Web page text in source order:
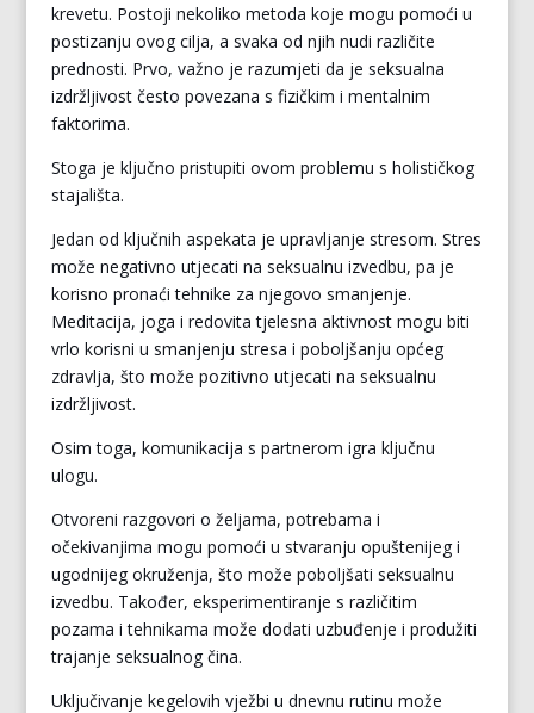
krevetu. Postoji nekoliko metoda koje mogu pomoći u
postizanju ovog cilja, a svaka od njih nudi različite
prednosti. Prvo, važno je razumjeti da je seksualna
izdržljivost često povezana s fizičkim i mentalnim
faktorima.
Stoga je ključno pristupiti ovom problemu s holističkog
stajališta.
Jedan od ključnih aspekata je upravljanje stresom. Stres
može negativno utjecati na seksualnu izvedbu, pa je
korisno pronaći tehnike za njegovo smanjenje.
Meditacija, joga i redovita tjelesna aktivnost mogu biti
vrlo korisni u smanjenju stresa i poboljšanju općeg
zdravlja, što može pozitivno utjecati na seksualnu
izdržljivost.
Osim toga, komunikacija s partnerom igra ključnu
ulogu.
Otvoreni razgovori o željama, potrebama i
očekivanjima mogu pomoći u stvaranju opuštenijeg i
ugodnijeg okruženja, što može poboljšati seksualnu
izvedbu. Također, eksperimentiranje s različitim
pozama i tehnikama može dodati uzbuđenje i produžiti
trajanje seksualnog čina.
Uključivanje kegelovih vježbi u dnevnu rutinu može